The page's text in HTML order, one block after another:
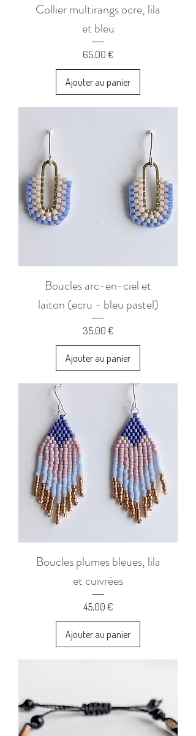
Collier multirangs ocre, lila
et bleu
Prix
65,00 €
Ajouter au panier
Boucles arc-en-ciel et
laiton (ecru - bleu pastel)
Prix
35,00 €
Ajouter au panier
Boucles plumes bleues, lila
et cuivrées
Prix
45,00 €
Ajouter au panier